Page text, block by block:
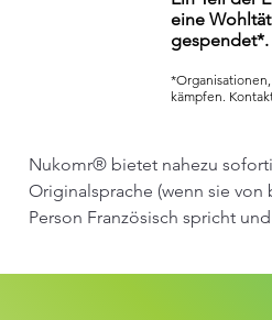
eine
gespendet*.
kämpfen.
Nukomr® bietet nahezu
Originalsprache (wenn sie
Person Französisch spricht
verschiedene Sprachen